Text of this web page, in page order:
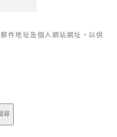
件地址及個人網站網址，以供
尋